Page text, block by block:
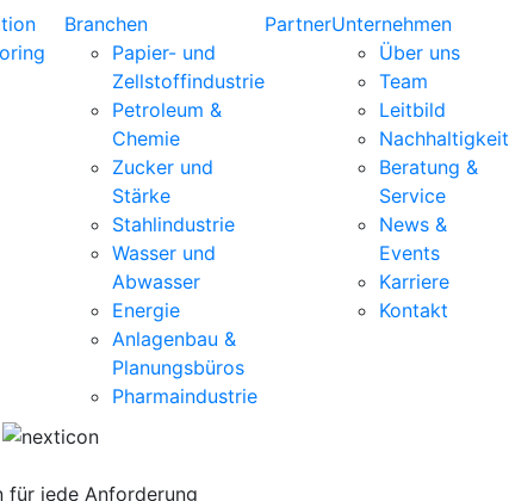
Branchen
Papier- und
Zellstoffindustrie
Petroleum &
Chemie
Zucker und
Stärke
Stahlindustrie
Wasser und
Abwasser
Energie
Anlagenbau &
Planungsbüros
Pharmaindustrie
PartnerUnternehmen
Über uns
Team
Leitbild
Nachhaltigkeit
Beratung &
Service
News &
Events
Karriere
Kontakt
für jede Anforderung